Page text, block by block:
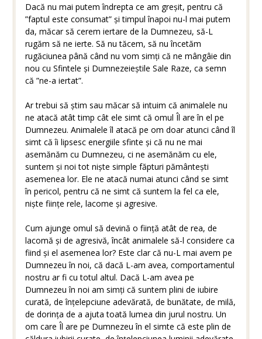
Dacă nu mai putem îndrepta ce am greșit, pentru că
”faptul este consumat” și timpul înapoi nu-l mai putem
da, măcar să cerem iertare de la Dumnezeu, să-L
rugăm să ne ierte. Să nu tăcem, să nu încetăm
rugăciunea până când nu vom simți că ne mângâie din
nou cu Sfintele și Dumnezeieștile Sale Raze, ca semn
că ”ne-a iertat”.
Ar trebui să știm sau măcar să intuim că animalele nu
ne atacă atât timp cât ele simt că omul Îl are în el pe
Dumnezeu. Animalele îl atacă pe om doar atunci când îl
simt că îi lipsesc energiile sfinte și că nu ne mai
asemănăm cu Dumnezeu, ci ne asemănăm cu ele,
suntem și noi tot niște simple făpturi pământești
asemenea lor. Ele ne atacă numai atunci când se simt
în pericol, pentru că ne simt că suntem la fel ca ele,
niște ființe rele, lacome și agresive.
Cum ajunge omul să devină o ființă atât de rea, de
lacomă și de agresivă, încât animalele să-l considere ca
fiind și el asemenea lor? Este clar că nu-L mai avem pe
Dumnezeu în noi, că dacă L-am avea, comportamentul
nostru ar fi cu totul altul. Dacă L-am avea pe
Dumnezeu în noi am simți că suntem plini de iubire
curată, de înțelepciune adevărată, de bunătate, de milă,
de dorința de a ajuta toată lumea din jurul nostru. Un
om care Îl are pe Dumnezeu în el simte că este plin de